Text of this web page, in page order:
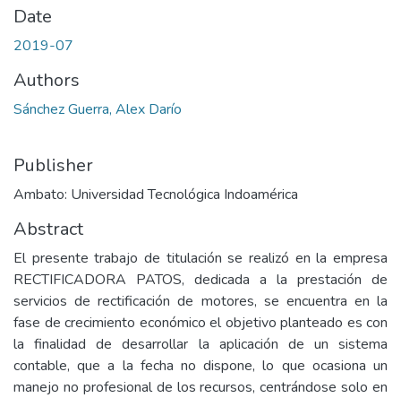
Date
2019-07
Authors
Sánchez Guerra, Alex Darío
Publisher
Ambato: Universidad Tecnológica Indoamérica
Abstract
El presente trabajo de titulación se realizó en la empresa
RECTIFICADORA PATOS, dedicada a la prestación de
servicios de rectificación de motores, se encuentra en la
fase de crecimiento económico el objetivo planteado es con
la finalidad de desarrollar la aplicación de un sistema
contable, que a la fecha no dispone, lo que ocasiona un
manejo no profesional de los recursos, centrándose solo en